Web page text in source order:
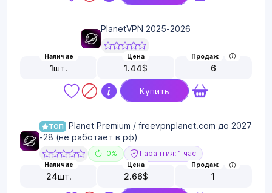
PlanetVPN 2025-2026
Наличие
1шт.
Цена
1.44$
Продаж
6
Купить
ТОП
Planet Premium / freevpnplanet.com до 2027
-28 (не работает в рф)
0% Гарантия: 1 час
Наличие
24шт.
Цена
2.66$
Продаж
1